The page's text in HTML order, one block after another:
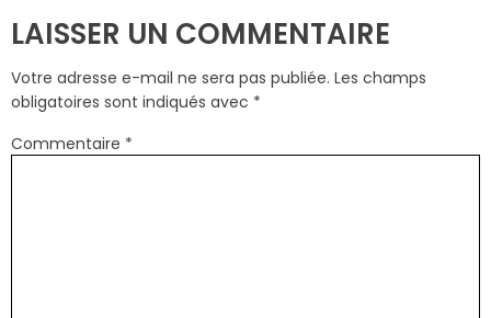
LAISSER UN COMMENTAIRE
Votre adresse e-mail ne sera pas publiée. Les champs
obligatoires sont indiqués avec *
Commentaire *